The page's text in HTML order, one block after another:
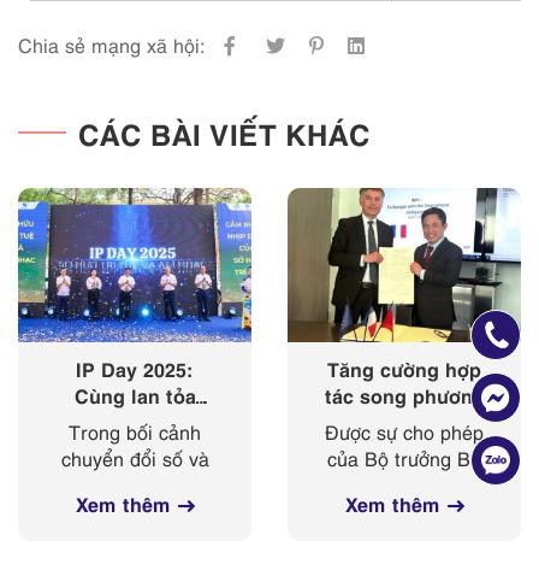
Chia sẻ mạng xã hội:
CÁC BÀI VIẾT KHÁC
IP Day 2025:
Cùng lan tỏa
‘nhịp điệu’ của
sở hữu trí tuệ
trong kỷ nguyên
số
Trong bối cảnh
chuyển đổi số và
nghiệp 4.0 diễn ra
Xem thêm
Tăng cường hợp
tác song phương
giữa Cục Sở hữu
trí tuệ với Viện
Sở hữu công
nghiệp Cộng
Được sự cho phép
của Bộ trưởng Bộ
Công nghệ, từ
Xem thêm